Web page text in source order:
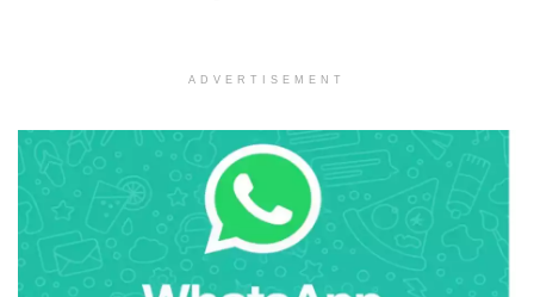
ADVERTISEMENT